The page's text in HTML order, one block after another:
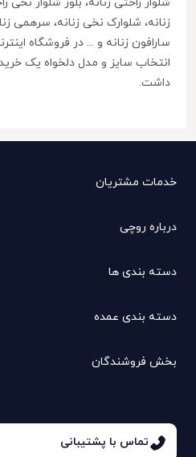
زنانه، شلوارک نخی زنانه، سرهمی
سارافون زنانه و ... در فروشگاه
انتخاب سایز و مدل دلخواه یک
داشت.
خدمات مشتریان
درباره روچی
دسته بندی ها
دسته بندی عمده
بخش فروشندگان
تماس با پشتیبانی